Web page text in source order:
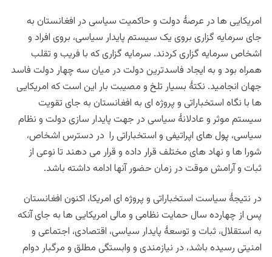
امریکایی ها در عرصۀ دولت و حاکمیت سیاسی در افغانستان به
جای سرمایه گزاری بروی یک سیستم پایدار سیاسی، بروی افراد و
اشخاص سرمایه گزاری کردند. سرمایه گزاری که با فریب و تقلب
همراه بود و به ایجاد فاسدترین دولت در میان سه چهار دولت فاسد
جهان انجامید. نکتۀ بسیار تلخ و مصیبت بار این است که امریکایی
ها با نگاه استخباراتی و پروژه ای به افغانستان به جای تقویت
سیستم موثر و عادلانۀ سیاسی در جهت پایدار سازی دولت و نظام
سیاسی، پول های اپراتیفی و استخباراتی را در دسترس اشخاص،
شورا ها و نهاد های مختلف قرار داده و قرار می دهند تا نوعی از
ثبات و آرامش موقت در زمان حضور آنها ادامه داشته باشد.
در نتیجۀ سیاست استخباراتی و پروژه ای امریکا، اکنون افغانستان
پس از چهارده سال حمایت نظامی و مالی امریکایی ها به جای آنکه
به استقلال، ثبات و توسعۀ پایدار سیاسی، اقتصادی، اجتماعی و
امنیتی رسیده باشد، در نیازمندی و وابستگی مطلق و مرگبار دوام